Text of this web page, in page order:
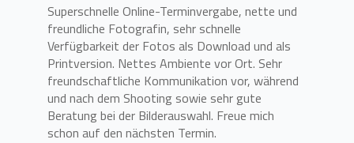
Superschnelle Online-Terminvergabe, nette und
freundliche Fotografin, sehr schnelle
Verfügbarkeit der Fotos als Download und als
Printversion. Nettes Ambiente vor Ort. Sehr
freundschaftliche Kommunikation vor, während
und nach dem Shooting sowie sehr gute
Beratung bei der Bilderauswahl. Freue mich
schon auf den nächsten Termin.